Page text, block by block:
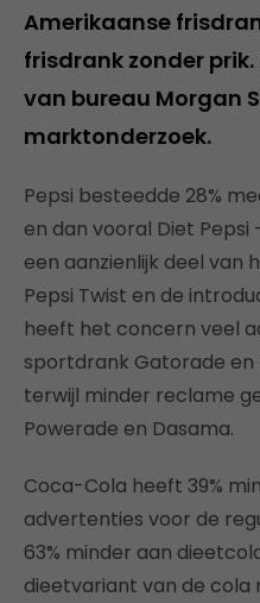
Amerikaanse
frisdrank zonder
van bureau Morgan
marktonderzoek.
Pepsi besteedde 28%
en dan vooral Diet
een aanzienlijk deel
Pepsi Twist en de
heeft het concern veel
sportdrank Gatorade
terwijl minder reclame
Powerade en Dasama.
Coca-Cola heeft 39%
advertenties voor de
63% minder aan
dieetvariant van de cola